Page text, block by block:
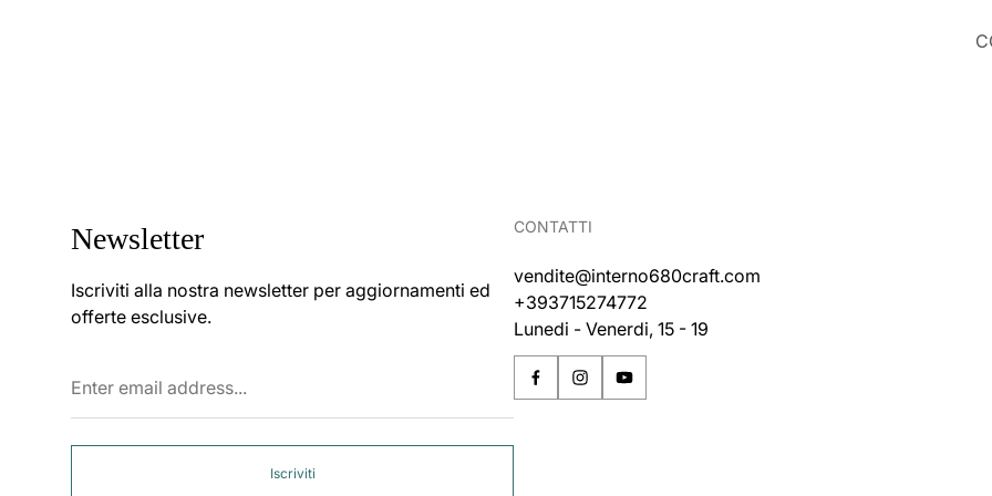
Newsletter
Iscriviti alla nostra newsletter per aggiornamenti ed
offerte esclusive.
email
Iscriviti
CONTATTI
vendite@interno680craft.com
+393715274772
Lunedi - Venerdi, 15 - 19